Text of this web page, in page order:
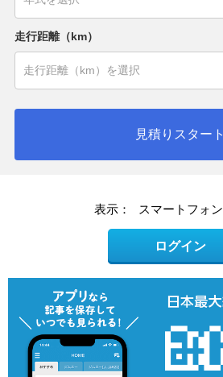
走行距離（km）
見積りスタート
表示： スマートフォン
ログイン